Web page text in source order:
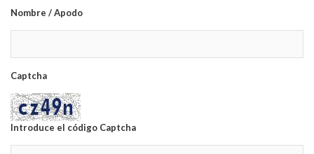
Nombre / Apodo
Captcha
Introduce el código Captcha